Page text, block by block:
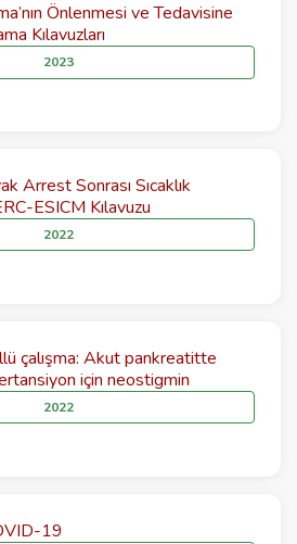
Önlenmesi ve Tedavisine
Kılavuzları
2023
Arrest Sonrası Sıcaklık
ESICM Kılavuzu
2022
çalışma: Akut pankreatitte
için neostigmin
2022
19